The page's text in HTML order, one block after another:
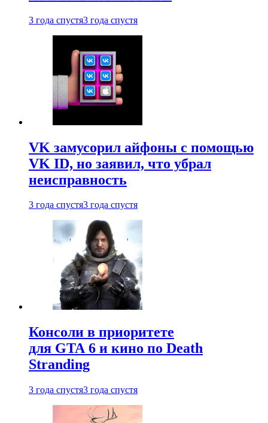
3 года спустя3 года спустя
VK замусорил айфоны с помощью
VK ID, но заявил, что убрал
неисправность
3 года спустя3 года спустя
Консоли в приоритете
для GTA 6 и кино по Death
Stranding
3 года спустя3 года спустя